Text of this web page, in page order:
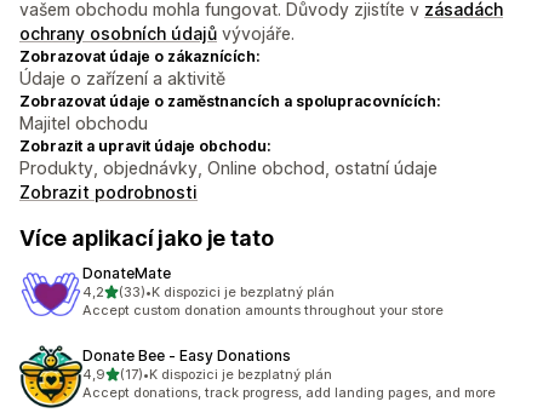
vašem obchodu mohla fungovat. Důvody zjistíte v zásadách
ochrany osobních údajů vývojáře.
Zobrazovat údaje o zákaznících:
Údaje o zařízení a aktivitě
Zobrazovat údaje o zaměstnancích a spolupracovnících:
Majitel obchodu
Zobrazit a upravit údaje obchodu:
Produkty, objednávky, Online obchod, ostatní údaje
Zobrazit podrobnosti
Více aplikací jako je tato
DonateMate
4,2z 5 hvězd
(33)
Celkový počet recenzí: 33
•K dispozici je bezplatný plán
Accept custom donation amounts throughout your store
Donate Bee ‑ Easy Donations
4,9z 5 hvězd
(17)
Celkový počet recenzí: 17
•K dispozici je bezplatný plán
Accept donations, track progress, add landing pages, and more